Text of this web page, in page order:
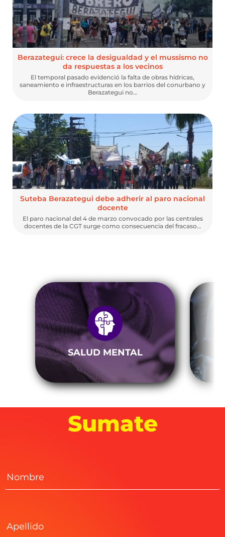
Berazategui: crece la desigualdad y el mussismo no
da respuestas a los vecinos
El temporal pasado evidenció la falta de obras hídricas,
saneamiento e infraestructuras en los barrios del conurbano y
Berazategui no…
Suteba Berazategui debe adherir al paro nacional
docente
El paro nacional del 4 de marzo convocado por las centrales
docentes de la CGT surge como consecuencia del fracaso…
SALUD MENTAL
Sumate